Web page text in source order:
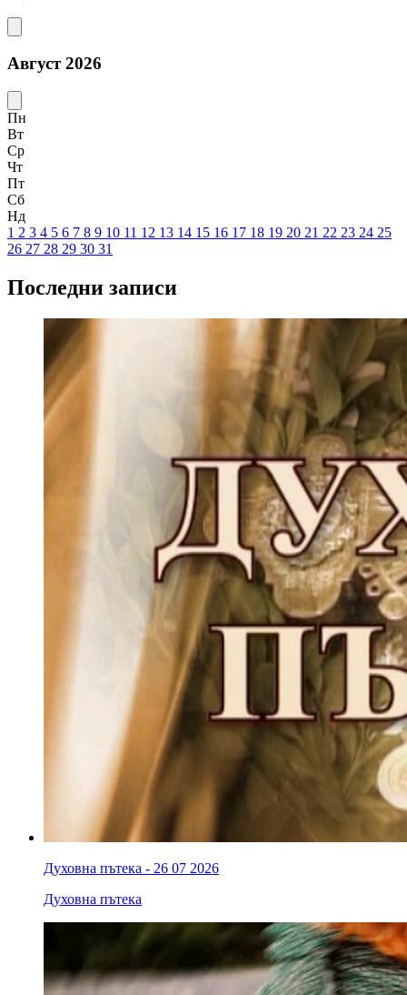
Август 2026
Пн
Вт
Ср
Чт
Пт
Сб
Нд
1 2 3 4 5 6 7 8 9 10 11 12 13 14 15 16 17 18 19 20 21 22 23 24 25
26 27 28 29 30 31
Последни записи
Духовна пътека - 26 07 2026
Духовна пътека